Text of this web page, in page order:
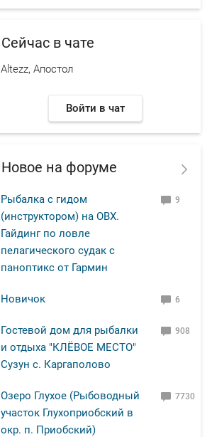
Сейчас в чате
Altezz, Апостол
Войти в чат
Новое на форуме
Рыбалка с гидом
(инструктором) на ОВХ.
Гайдинг по ловле
пелагического судак с
паноптикс от Гармин
9
Новичок 6
Гостевой дом для рыбалки
и отдыха "КЛЁВОЕ МЕСТО"
Сузун с. Каргаполово
908
Озеро Глухое (Рыбоводный
участок Глухоприобский в
окр. п. Приобский)
7730